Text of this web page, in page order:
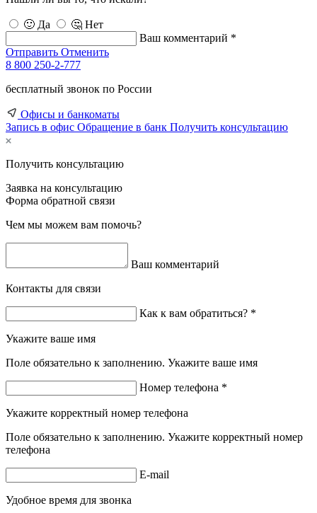
🙂 Да
🤔 Нет
Ваш комментарий *
Отправить Отменить
8 800 250-2-777
бесплатный звонок по России
Офисы и банкоматы
Запись в офис Обращение в банк Получить консультацию
Получить консультацию
Заявка на консультацию
Форма обратной связи
Чем мы можем вам помочь?
Ваш комментарий
Контакты для связи
Как к вам обратиться? *
Укажите ваше имя
Поле обязательно к заполнению. Укажите ваше имя
Номер телефона *
Укажите корректный номер телефона
Поле обязательно к заполнению. Укажите корректный номер
телефона
E-mail
Удобное время для звонка